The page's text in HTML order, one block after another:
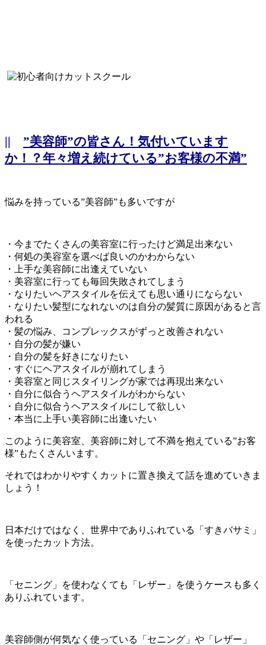
|| ”美容師”の皆さん！気付いています
か！？年々増え続けている”お客様の不満”
悩みを持っている”美容師”も多いですが
・今までたくさんの美容室に行ったけど満足出来ない
・何処の美容室を選べば良いのかわからない
・上手な美容師に出逢えていない
・美容室に行っても毎回失敗されてしまう
・なりたいヘアスタイルを伝えても思い通りにならない
・なりたい髪型になれないのは自分の髪質に原因があると言
われる
・髪の悩み、コンプレックスがずっと改善されない
・自分の髪が嫌い
・自分の髪を好きになりたい
・すぐにヘアスタイルが崩れてしまう
・美容室と同じスタイリングが家では再現出来ない
・自分に似合うヘアスタイルがわからない
・自分に似合うヘアスタイルにして欲しい
・本当に上手い美容師に出逢いたい
このように美容室、美容師に対して不満を抱えている”お客
様”もたくさんいます。
それではわかりやすくカットに置き換えて話を進めていきま
しょう！
日本だけではなく、世界中でありふれている「すきバサミ」
を使ったカット方法。
「セニング」を使わなくても「レザー」を使うケースも多く
ありふれています。
美容師側が何気なく使っている「セニング」や「レザー」